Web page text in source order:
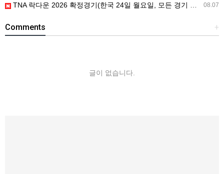
08.07
TNA 락다운 2026 확정경기(한국 24일 월요일, 모든 경기 철창 매
+
Comments
글이 없습니다.